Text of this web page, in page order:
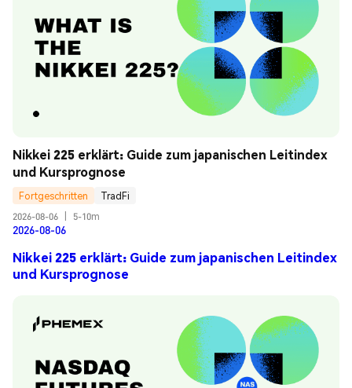
Nikkei 225 erklärt: Guide zum japanischen Leitindex
und Kursprognose
Fortgeschritten
TradFi
2026-08-06
5-10m
2026-08-06
Nikkei 225 erklärt: Guide zum japanischen Leitindex
und Kursprognose